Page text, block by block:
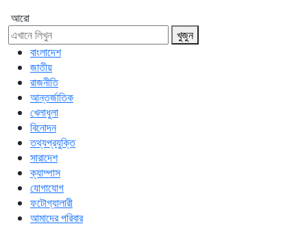
আরো
খুজুন
বাংলাদেশ
জাতীয়
রাজনীতি
আন্তর্জাতিক
খেলাধুলা
বিনোদন
তথ্যপ্রযুক্তি
সারাদেশ
ক্যাম্পাস
যোগাযোগ
ফটোগ্যালারী
আমাদের পরিবার